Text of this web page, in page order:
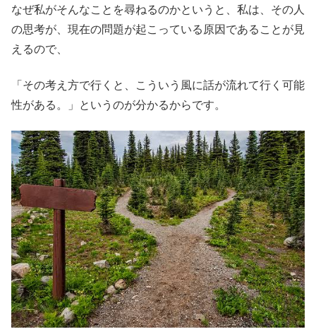
なぜ私がそんなことを尋ねるのかというと、私は、その人
の思考が、現在の問題が起こっている原因であることが見
えるので、
「その考え方で行くと、こういう風に話が流れて行く可能
性がある。」というのが分かるからです。